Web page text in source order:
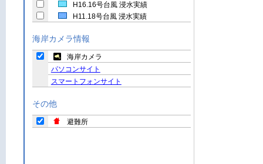
H16.16号台風 浸水実績
H11.18号台風 浸水実績
海岸カメラ情報
海岸カメラ
パソコンサイト
スマートフォンサイト
その他
避難所